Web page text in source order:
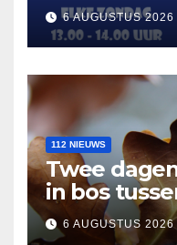
6 AUGUSTUS 2026
112 NIEUWS
Twee
in bos
Nuland
6 AUGUSTUS 2026